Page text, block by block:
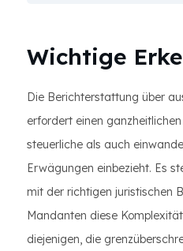
Wichtige
Die Berichterstattung über
erfordert einen
steuerliche als auch
Erwägungen einbezieht. Es
mit der richtigen juristischen
Mandanten diese
diejenigen, die